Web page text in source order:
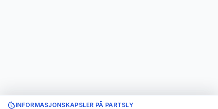
INFORMASJONSKAPSLER PÅ PARTSLY